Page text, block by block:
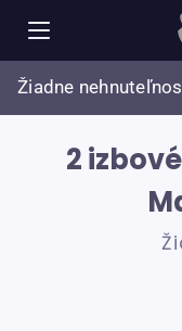
Žiadne
2